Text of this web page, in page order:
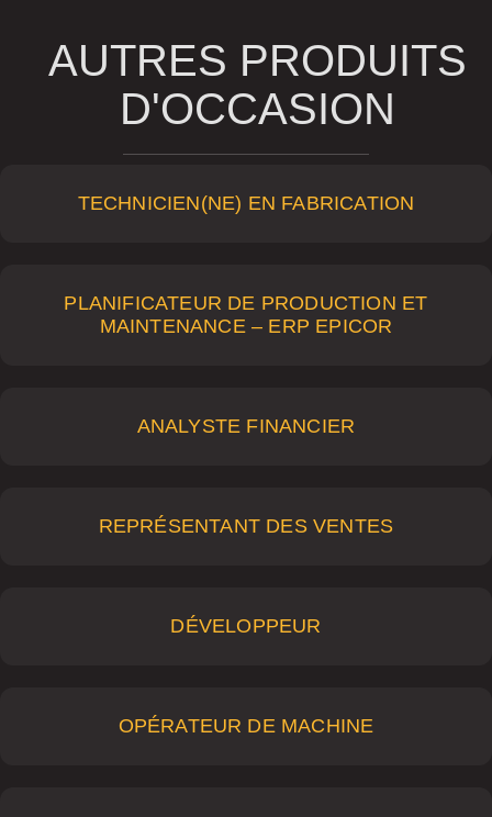
AUTRES PRODUITS
D'OCCASION
TECHNICIEN(NE) EN FABRICATION
PLANIFICATEUR DE PRODUCTION ET
MAINTENANCE – ERP EPICOR
ANALYSTE FINANCIER
REPRÉSENTANT DES VENTES
DÉVELOPPEUR
OPÉRATEUR DE MACHINE